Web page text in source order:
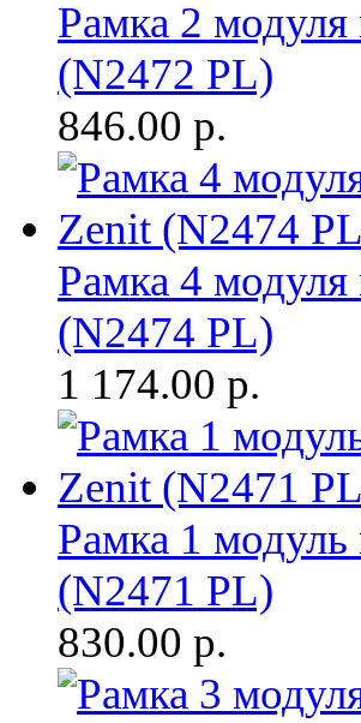
Рамка 2 модуля
(N2472 PL)
846.00 р.
Рамка 4 модуля
(N2474 PL)
1 174.00 р.
Рамка 1 модуль
(N2471 PL)
830.00 р.